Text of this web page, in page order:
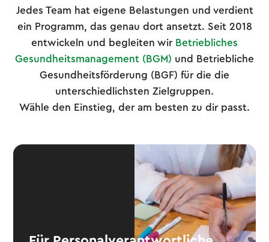
Jedes Team hat eigene Belastungen und verdient
ein Programm, das genau dort ansetzt. Seit 2018
entwickeln und begleiten wir Betriebliches
Gesundheitsmanagement (BGM) und Betriebliche
Gesundheitsförderung (BGF) für die die
unterschiedlichsten Zielgruppen.
Wähle den Einstieg, der am besten zu dir passt.